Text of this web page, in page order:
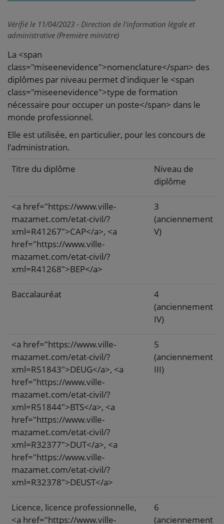
Vérifié le 11/04/2023 - Direction de l'information légale et
administrative (Première ministre)
La <span
class="miseenevidence">nomenclature</span> des
diplômes par niveau permet d'indiquer le <span
class="miseenevidence">type de formation
nécessaire pour occuper un poste</span> dans le
monde professionnel.
Elle est utilisée, en particulier, pour les concours de
l'administration.
Titre du diplôme
Niveau de
diplôme
<a href="https://www.ville-
mazamet.com/etat-civil/?
xml=R41267">CAP</a>, <a
href="https://www.ville-
mazamet.com/etat-civil/?
xml=R41268">BEP</a>
3
(anciennement
V)
Baccalauréat
4
(anciennement
IV)
<a href="https://www.ville-
mazamet.com/etat-civil/?
xml=R51843">DEUG</a>, <a
href="https://www.ville-
mazamet.com/etat-civil/?
xml=R51844">BTS</a>, <a
href="https://www.ville-
mazamet.com/etat-civil/?
xml=R32377">DUT</a>, <a
href="https://www.ville-
mazamet.com/etat-civil/?
xml=R32378">DEUST</a>
5
(anciennement
III)
Licence, licence professionnelle,
<a href="https://www.ville-
6
(anciennement